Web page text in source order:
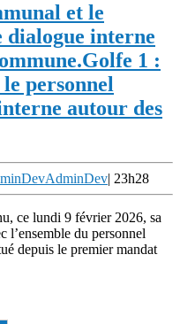
et le
dialogue interne
Golfe 1 :
personnel
autour des
AdminDev| 23h28
l’ensemble du personnel
depuis le premier mandat